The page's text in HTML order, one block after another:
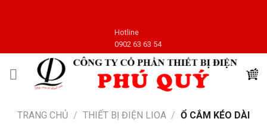
Hotline
0902 63 63 54
TRANG CHỦ / THIẾT BỊ ĐIỆN LIOA / Ổ CẮM KÉO DÀI